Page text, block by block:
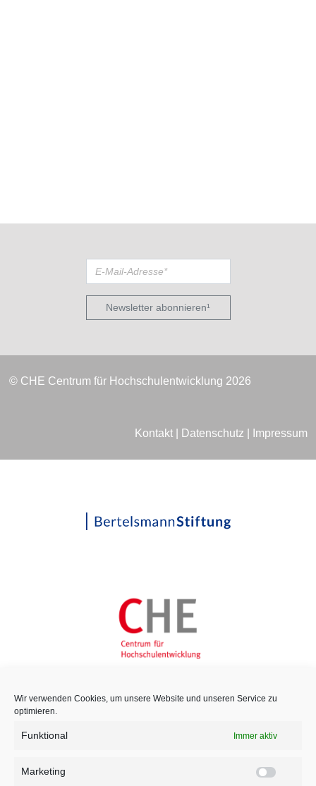
Wir verwenden Cookies, um unsere Website und unseren Service zu
optimieren.
Funktional Immer aktiv
Marketing
Newsletter abonnieren¹
© CHE Centrum für Hochschulentwicklung 2026
Kontakt| Datenschutz Impressum